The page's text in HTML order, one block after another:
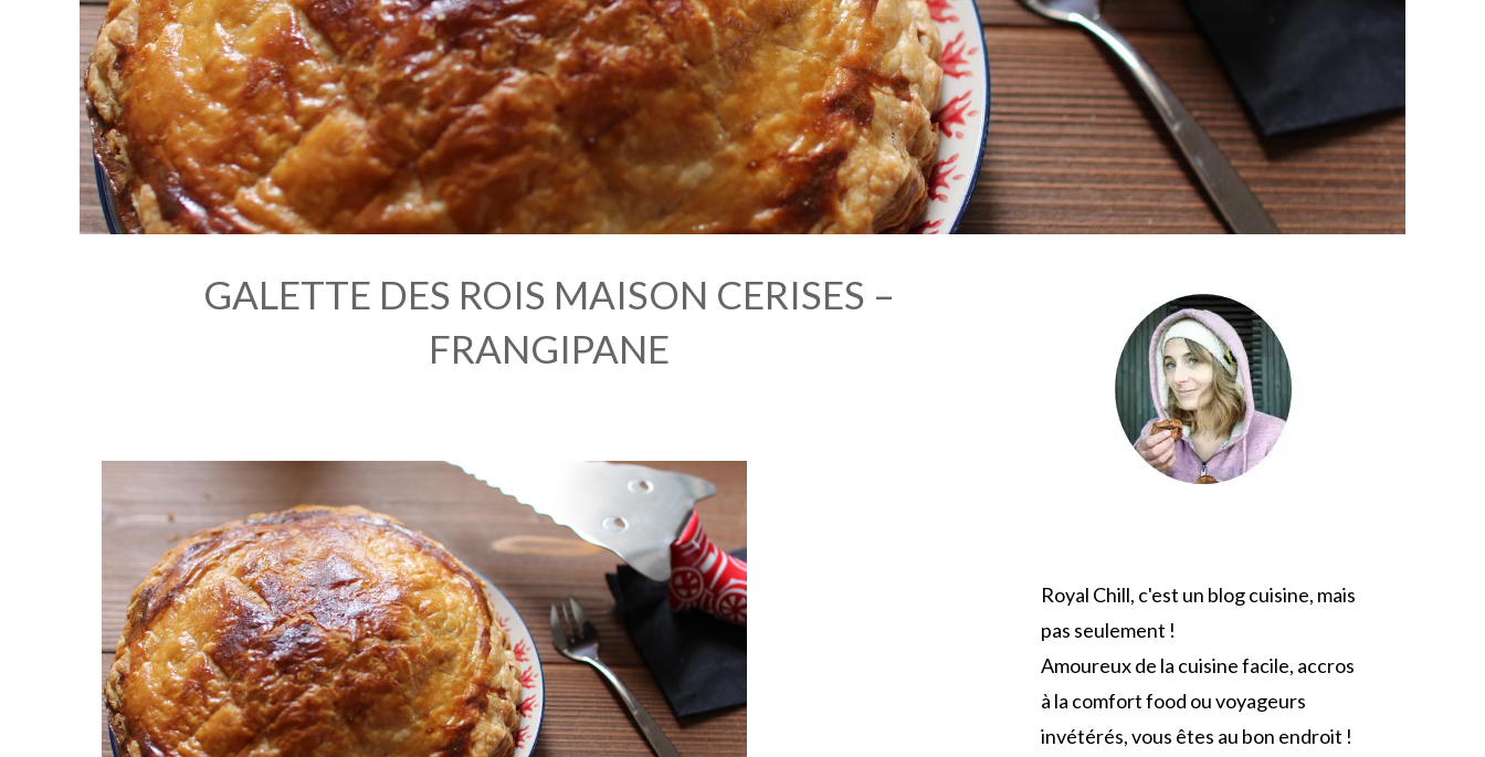
GALETTE DES ROIS MAISON CERISES –
FRANGIPANE
Royal Chill, c'est un blog cuisine, mais
pas seulement !
Amoureux de la cuisine facile, accros
à la comfort food ou voyageurs
invétérés, vous êtes au bon endroit !